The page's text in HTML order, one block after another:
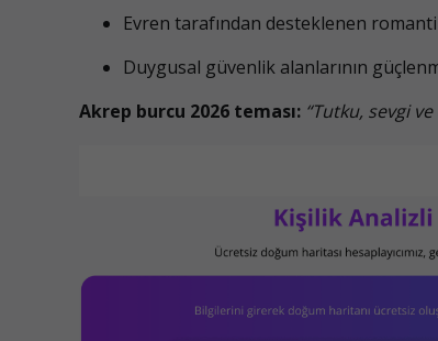
Evren tarafından desteklenen
Duygusal güvenlik alanlarının
Akrep burcu 2026 teması: “Tutku, sevgi